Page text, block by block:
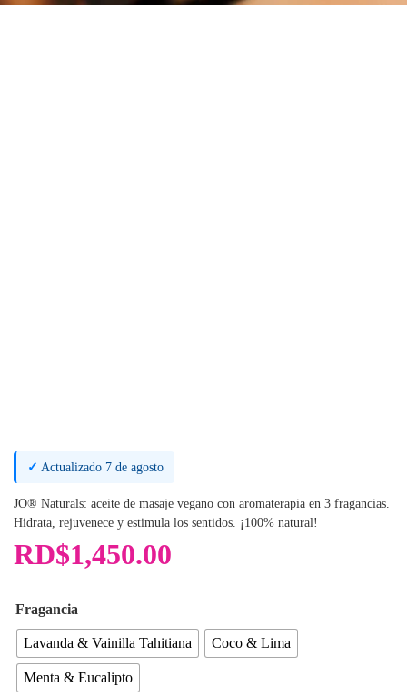
✓ Actualizado 7 de agosto
JO® Naturals: aceite de masaje vegano con aromaterapia en 3 fragancias.
Hidrata, rejuvenece y estimula los sentidos. ¡100% natural!
RD$1,450.00
Fragancia
Lavanda & Vainilla Tahitiana Coco & Lima
Menta & Eucalipto